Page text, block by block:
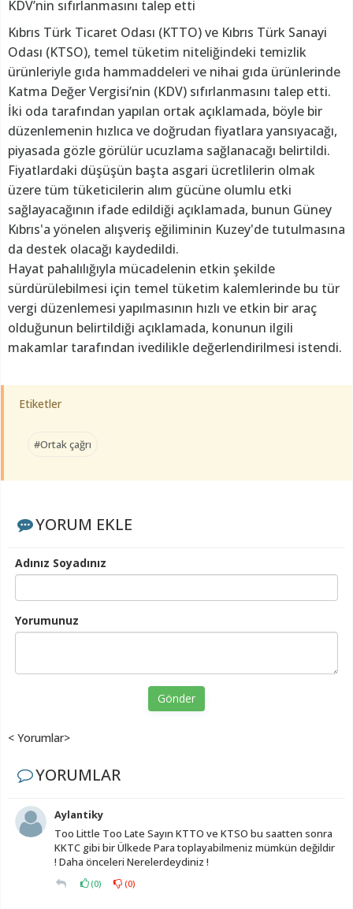
KDV’nin sıfırlanmasını talep etti
Kıbrıs Türk Ticaret Odası (KTTO) ve Kıbrıs Türk Sanayi
Odası (KTSO), temel tüketim niteliğindeki temizlik
ürünleriyle gıda hammaddeleri ve nihai gıda ürünlerinde
Katma Değer Vergisi’nin (KDV) sıfırlanmasını talep etti.
İki oda tarafından yapılan ortak açıklamada, böyle bir
düzenlemenin hızlıca ve doğrudan fiyatlara yansıyacağı,
piyasada gözle görülür ucuzlama sağlanacağı belirtildi.
Fiyatlardaki düşüşün başta asgari ücretlilerin olmak
üzere tüm tüketicilerin alım gücüne olumlu etki
sağlayacağının ifade edildiği açıklamada, bunun Güney
Kıbrıs'a yönelen alışveriş eğiliminin Kuzey'de tutulmasına
da destek olacağı kaydedildi.
Hayat pahalılığıyla mücadelenin etkin şekilde
sürdürülebilmesi için temel tüketim kalemlerinde bu tür
vergi düzenlemesi yapılmasının hızlı ve etkin bir araç
olduğunun belirtildiği açıklamada, konunun ilgili
makamlar tarafından ivedilikle değerlendirilmesi istendi.
Etiketler
#Ortak çağrı
YORUM EKLE
Adınız Soyadınız
Yorumunuz
Gönder
< Yorumlar>
YORUMLAR
Aylantiky
Too Little Too Late Sayın KTTO ve KTSO bu saatten sonra
KKTC gibi bir Ülkede Para toplayabilmeniz mümkün değildir
! Daha önceleri Nerelerdeydiniz !
(0) (0)